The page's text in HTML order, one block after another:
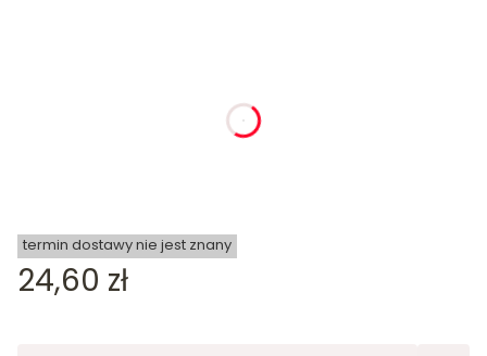
termin dostawy nie jest znany
Cena
24,60 zł